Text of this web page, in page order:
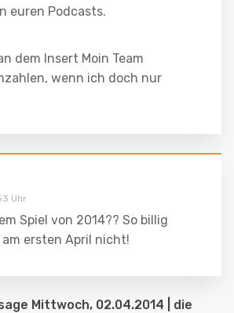
euren Podcasts.
dem Insert Moin Team
wenn ich doch nur
Uhr
Spiel von 2014?? So billig
ersten April nicht!
Mittwoch, 02.04.2014 | die